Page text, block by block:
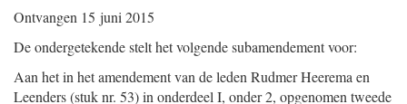
Ontvangen 15 juni 2015
De ondergetekende stelt het volgende subamendement voor:
Aan het in het amendement van de leden Rudmer Heerema en
Leenders (stuk nr. 53) in onderdeel I, onder 2, opgenomen tweede